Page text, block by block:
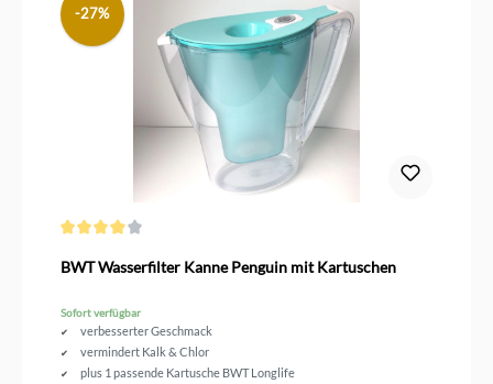
-27%
BWT Wasserfilter Kanne Penguin mit Kartuschen
Sofort verfügbar
verbesserter Geschmack
vermindert Kalk & Chlor
plus 1 passende Kartusche BWT Longlife